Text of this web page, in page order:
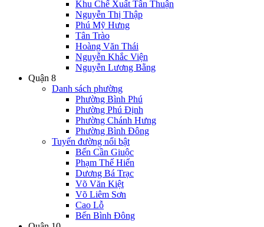
Khu Chế Xuất Tân Thuận
Nguyễn Thị Thập
Phú Mỹ Hưng
Tân Trào
Hoàng Văn Thái
Nguyễn Khắc Viện
Nguyễn Lương Bằng
Quận 8
Danh sách phường
Phường Bình Phú
Phường Phú Định
Phường Chánh Hưng
Phường Bình Đông
Tuyến đường nổi bật
Bến Cần Giuộc
Phạm Thế Hiển
Dương Bá Trạc
Võ Văn Kiệt
Võ Liêm Sơn
Cao Lỗ
Bến Bình Đông